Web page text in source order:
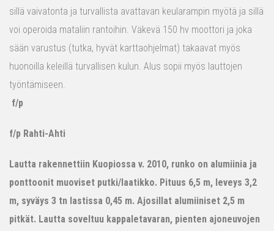
sillä vaivatonta ja turvallista avattavan keularampin myötä ja sillä
voi operoida mataliin rantoihin. Väkevä 150 hv moottori ja joka
sään varustus (tutka, hyvät karttaohjelmat) takaavat myös
huonoilla keleillä turvallisen kulun. Alus sopii myös lauttojen
työntämiseen.
f/p
f/p Rahti-Ahti
Lautta rakennettiin Kuopiossa v. 2010, runko on alumiinia ja
ponttoonit muoviset putki/laatikko. Pituus 6,5 m, leveys 3,2
m, syväys 3 tn lastissa 0,45 m. Ajosillat alumiiniset 2,5 m
pitkät. Lautta soveltuu kappaletavaran, pienten ajoneuvojen